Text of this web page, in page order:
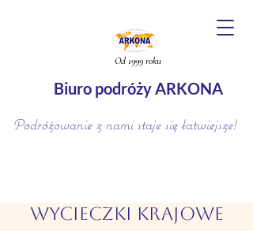
Od 1999 roku
Biuro podróży ARKONA
Podróżowanie z nami staje się łatwiejsze!
Wycieczki krajowe